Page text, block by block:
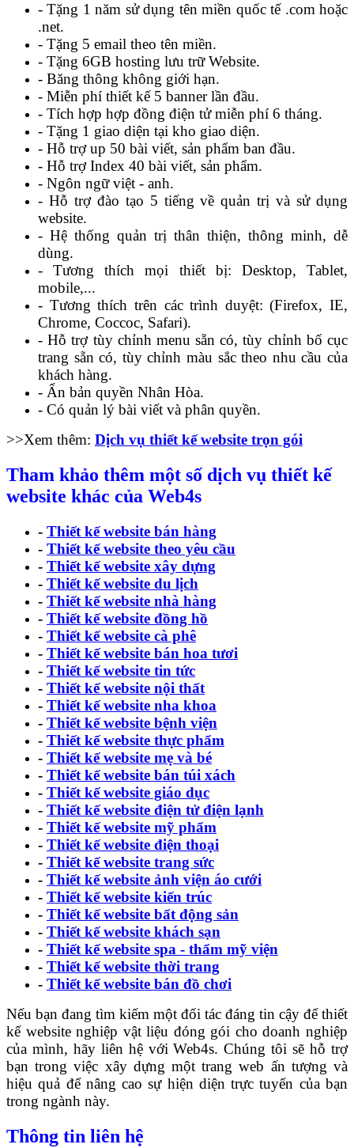
- Tặng 1 năm sử dụng tên miền quốc tế .com hoặc
.net.
- Tặng 5 email theo tên miền.
- Tặng 6GB hosting lưu trữ Website.
- Băng thông không giới hạn.
- Miễn phí thiết kế 5 banner lần đầu.
- Tích hợp hợp đồng điện tử miễn phí 6 tháng.
- Tặng 1 giao diện tại kho giao diện.
- Hỗ trợ up 50 bài viết, sản phẩm ban đầu.
- Hỗ trợ Index 40 bài viết, sản phẩm.
- Ngôn ngữ việt - anh.
- Hỗ trợ đào tạo 5 tiếng về quản trị và sử dụng
website.
- Hệ thống quản trị thân thiện, thông minh, dễ
dùng.
- Tương thích mọi thiết bị: Desktop, Tablet,
mobile,...
- Tương thích trên các trình duyệt: (Firefox, IE,
Chrome, Coccoc, Safari).
- Hỗ trợ tùy chỉnh menu sẵn có, tùy chỉnh bố cục
trang sẵn có, tùy chỉnh màu sắc theo nhu cầu của
khách hàng.
- Ẩn bản quyền Nhân Hòa.
- Có quản lý bài viết và phân quyền.
>>Xem thêm: Dịch vụ thiết kế website trọn gói
Tham khảo thêm một số dịch vụ thiết kế
website khác của Web4s
- Thiết kế website bán hàng
- Thiết kế website theo yêu cầu
- Thiết kế website xây dựng
- Thiết kế website du lịch
- Thiết kế website nhà hàng
- Thiết kế website đồng hồ
- Thiết kế website cà phê
- Thiết kế website bán hoa tươi
- Thiết kế website tin tức
- Thiết kế website nội thất
- Thiết kế website nha khoa
- Thiết kế website bệnh viện
- Thiết kế website thực phẩm
- Thiết kế website mẹ và bé
- Thiết kế website bán túi xách
- Thiết kế website giáo dục
- Thiết kế website điện tử điện lạnh
- Thiết kế website mỹ phẩm
- Thiết kế website điện thoại
- Thiết kế website trang sức
- Thiết kế website ảnh viện áo cưới
- Thiết kế website kiến trúc
- Thiết kế website bất động sản
- Thiết kế website khách sạn
- Thiết kế website spa - thẩm mỹ viện
- Thiết kế website thời trang
- Thiết kế website bán đồ chơi
Nếu bạn đang tìm kiếm một đối tác đáng tin cậy để thiết
kế website nghiệp vật liệu đóng gói cho doanh nghiệp
của mình, hãy liên hệ với Web4s. Chúng tôi sẽ hỗ trợ
bạn trong việc xây dựng một trang web ấn tượng và
hiệu quả để nâng cao sự hiện diện trực tuyến của bạn
trong ngành này.
Thông tin liên hệ